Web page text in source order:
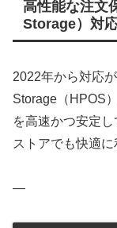
高性能な注文
Storage）対
2022年から対応
Storage（HPOS
を高速かつ安定
ストアでも快適に
—